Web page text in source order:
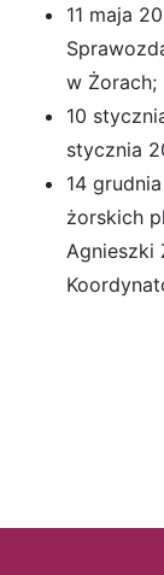
11 maja
w Żorach;
10
stycznia
14
żorskich
Agnieszki